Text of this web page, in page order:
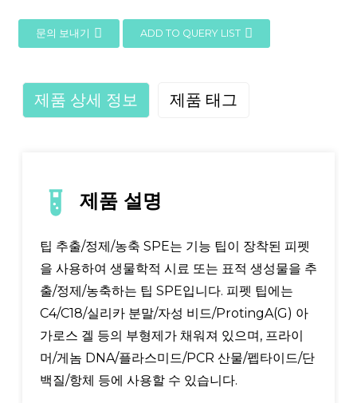
문의 보내기 ADD TO QUERY LIST
제품 상세 정보 제품 태그
제품 설명
팁 추출/정제/농축 SPE는 기능 팁이 장착된 피펫
을 사용하여 생물학적 시료 또는 표적 생성물을 추
출/정제/농축하는 팁 SPE입니다. 피펫 팁에는
C4/C18/실리카 분말/자성 비드/ProtingA(G) 아
가로스 겔 등의 부형제가 채워져 있으며, 프라이
머/게놈 DNA/플라스미드/PCR 산물/펩타이드/단
백질/항체 등에 사용할 수 있습니다.